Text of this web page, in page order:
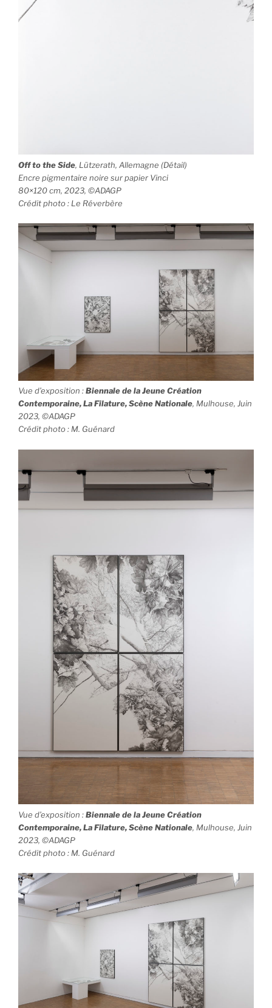
Off to the Side, Lützerath, Allemagne (Détail)
Encre pigmentaire noire sur papier Vinci
80×120 cm, 2023, ©ADAGP
Crédit photo : Le Réverbère
Vue d’exposition :Biennale de la Jeune Création
Contemporaine, La Filature, Scène Nationale, Mulhouse, Juin
2023, ©ADAGP
Crédit photo : M. Guénard
Vue d’exposition :Biennale de la Jeune Création
Contemporaine, La Filature, Scène Nationale, Mulhouse, Juin
2023, ©ADAGP
Crédit photo : M. Guénard